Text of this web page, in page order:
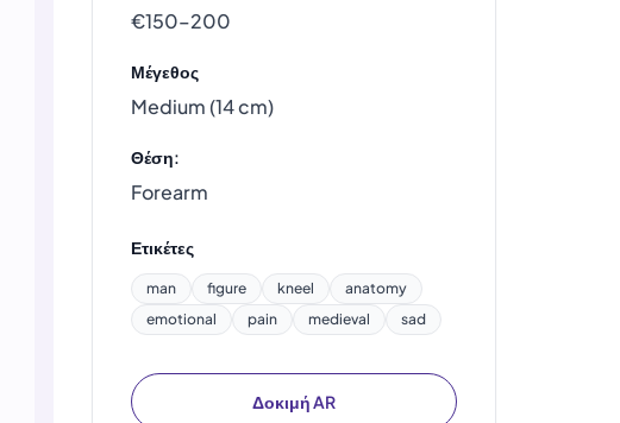
€150–200
Μέγεθος
Medium (14 cm)
Θέση:
Forearm
Ετικέτες
man figure kneel
anatomy
emotional
pain medieval sad
Δοκιμή AR